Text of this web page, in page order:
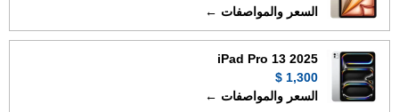
السعر والمواصفات ←
iPad Pro 13 2025
1,300 $
السعر والمواصفات ←